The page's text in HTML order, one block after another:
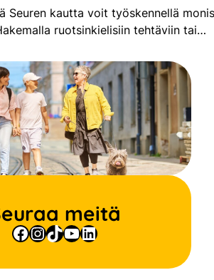
Seuren kautta voit työskennellä
ruotsinkielisiin tehtäviin tai…
meitä
Facebook
Instagram
TikTok
YouTube
LinkedIn